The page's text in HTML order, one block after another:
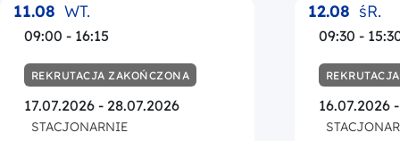
11.08 WT.
09:00 - 16:15
REKRUTACJA ZAKOŃCZONA
17.07.2026 - 28.07.2026
STACJONARNIE
12.08 śR.
09:30 -
16.07.2026